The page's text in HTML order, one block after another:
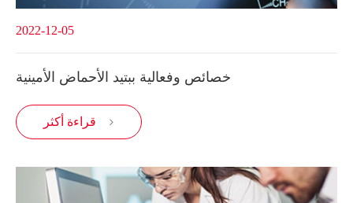
2022-12-05
خصائص وفعالية ببتيد الأحماض الأمينية
قراءة أكثر 